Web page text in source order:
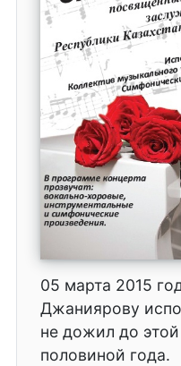
05 марта 2015
Джаниярову
не дожил до
половиной года.